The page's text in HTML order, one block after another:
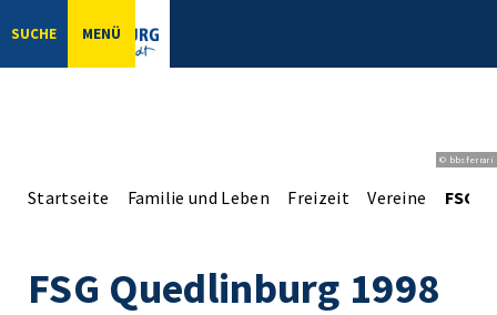
SUCHE MENÜ
© bbsferrari
Startseite Familie und Leben Freizeit Vereine FSG
FSG Quedlinburg 1998